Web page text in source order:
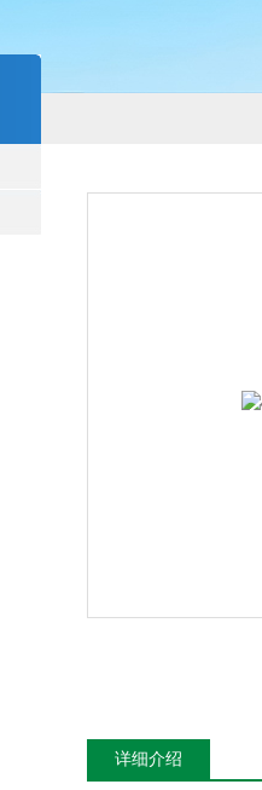
详细介绍